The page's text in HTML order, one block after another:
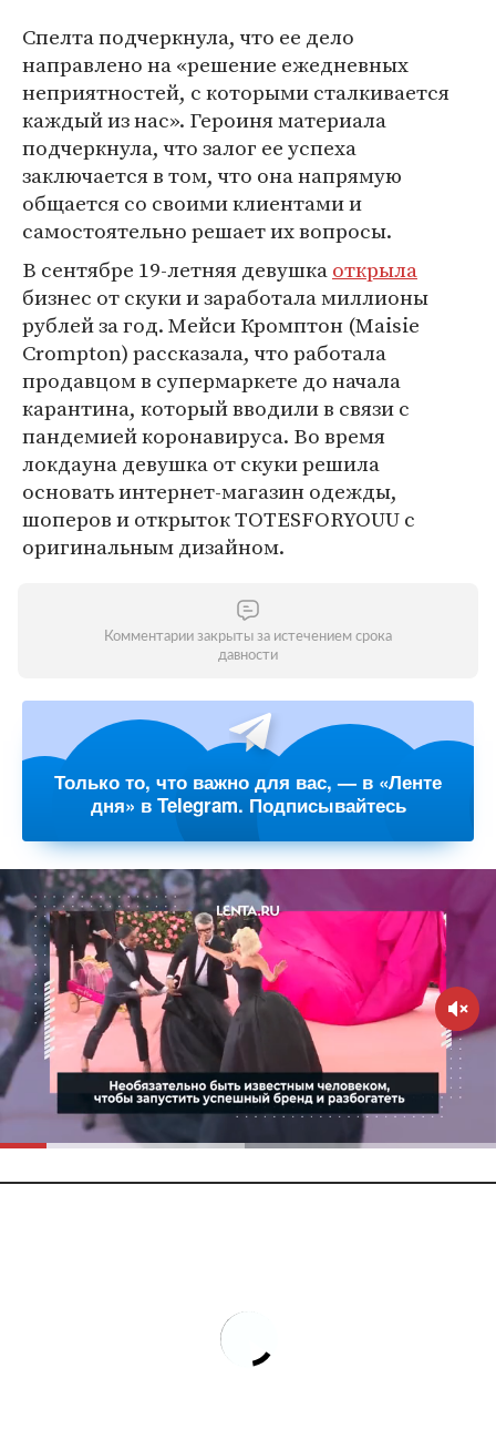
Спелта подчеркнула, что ее дело
направлено на «решение ежедневных
неприятностей, с которыми сталкивается
каждый из нас». Героиня материала
подчеркнула, что залог ее успеха
заключается в том, что она напрямую
общается со своими клиентами и
самостоятельно решает их вопросы.
В сентябре 19-летняя девушкаоткрыла
бизнес от скуки и заработала миллионы
рублей за год. Мейси Кромптон (Maisie
Crompton) рассказала, что работала
продавцом в супермаркете до начала
карантина, который вводили в связи с
пандемией коронавируса. Во время
локдауна девушка от скуки решила
основать интернет-магазин одежды,
шоперов и открыток TOTESFORYOUU с
оригинальным дизайном.
Комментарии закрыты за истечением срока
давности
Только то, что важно для вас, — в «Ленте
дня» в Telegram. Подписывайтесь